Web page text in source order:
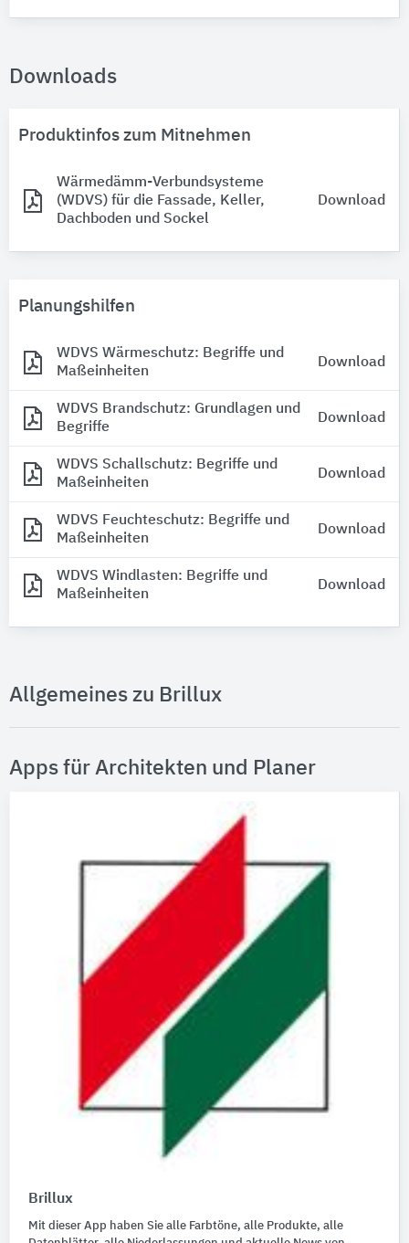
Downloads
Produktinfos zum Mitnehmen
Wärmedämm-Verbundsysteme
(WDVS) für die Fassade, Keller,
Dachboden und Sockel
Download
Planungshilfen
WDVS Wärmeschutz: Begriffe und
Maßeinheiten
Download
WDVS Brandschutz: Grundlagen und
Begriffe
Download
WDVS Schallschutz: Begriffe und
Maßeinheiten
Download
WDVS Feuchteschutz: Begriffe und
Maßeinheiten
Download
WDVS Windlasten: Begriffe und
Maßeinheiten
Download
Allgemeines zu Brillux
Apps für Architekten und Planer
Brillux
Mit dieser App haben Sie alle Farbtöne, alle Produkte, alle